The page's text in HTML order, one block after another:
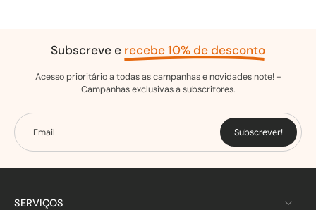
Subscreve e recebe 10% de desconto
Acesso prioritário a todas as campanhas e novidades note! -
Campanhas exclusivas a subscritores.
Email Subscrever!
SERVIÇOS